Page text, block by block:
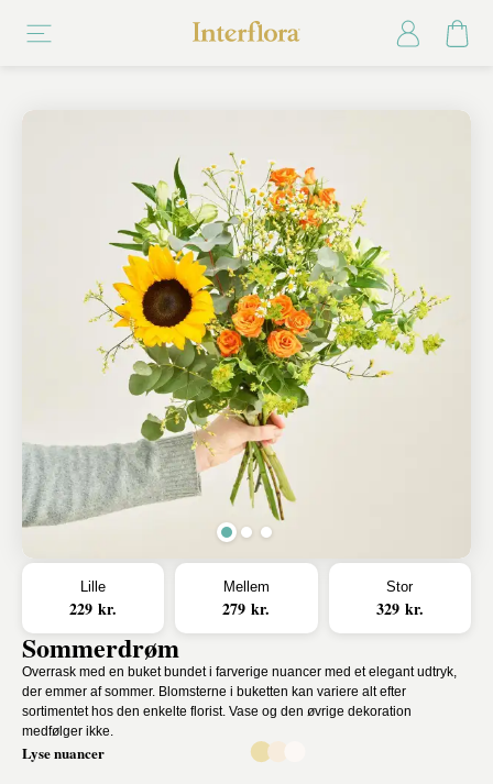
Lille
229 kr.
Mellem
279 kr.
Stor
329 kr.
Sommerdrøm
Overrask med en buket bundet i farverige nuancer med et elegant udtryk,
der emmer af sommer. Blomsterne i buketten kan variere alt efter
sortimentet hos den enkelte florist. Vase og den øvrige dekoration
medfølger ikke.
Lyse nuancer